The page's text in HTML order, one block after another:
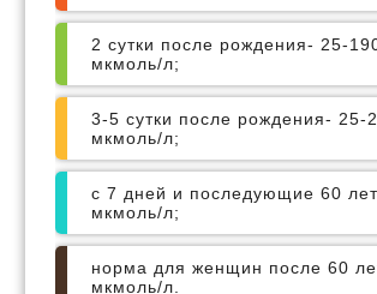
2 сутки после рождения- 25-
мкмоль/л;
3-5 сутки после рождения- 25-
мкмоль/л;
с 7 дней и последующие 60
мкмоль/л;
норма для женщин после 60
мкмоль/л.